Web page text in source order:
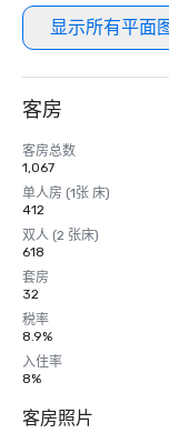
显示所有平面
客房
客房总数
1,067
单人房 (1张 床)
412
双人 (2 张床)
618
套房
32
税率
8.9%
入住率
8%
客房照片